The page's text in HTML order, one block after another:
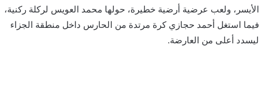
الأيسر، ولعب عرضية أرضية خطيرة، حولها محمد العويس لركلة ركنية،
فيما استغل أحمد حجازي كرة مرتدة من الحارس داخل منطقة الجزاء
ليسدد أعلى من العارضة.